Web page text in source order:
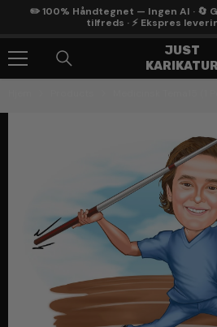
Gå Til Indhold
✏️ 100% Håndtegnet — Ingen AI ·
tilfreds · ⚡ Ekspres
JUST
KARIKATUR